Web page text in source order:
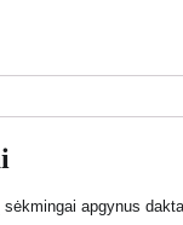
apgynus